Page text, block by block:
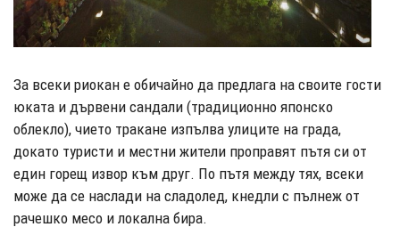
За всеки риокан е обичайно да предлага на своите гости
юката и дървени сандали (традиционно японско
облекло), чието тракане изпълва улиците на града,
докато туристи и местни жители проправят пътя си от
един горещ извор към друг. По пътя между тях, всеки
може да се наслади на сладолед, кнедли с пълнеж от
рачешко месо и локална бира.